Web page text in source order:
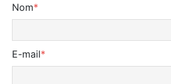
Nom*
E-mail*